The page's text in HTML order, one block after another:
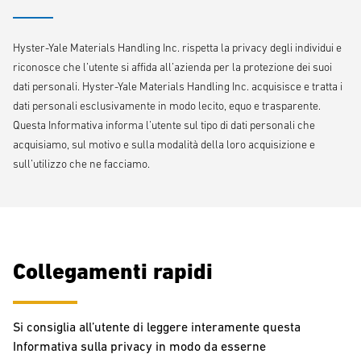
Hyster-Yale Materials Handling Inc. rispetta la privacy degli individui e
riconosce che l’utente si affida all’azienda per la protezione dei suoi
dati personali. Hyster-Yale Materials Handling Inc. acquisisce e tratta i
dati personali esclusivamente in modo lecito, equo e trasparente.
Questa Informativa informa l’utente sul tipo di dati personali che
acquisiamo, sul motivo e sulla modalità della loro acquisizione e
sull’utilizzo che ne facciamo.
Collegamenti rapidi
Si consiglia all’utente di leggere interamente questa
Informativa sulla privacy in modo da esserne